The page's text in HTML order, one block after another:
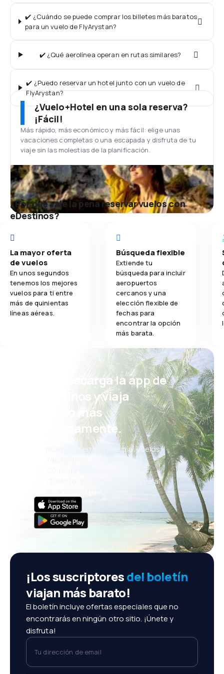
✔️ ¿Cuándo se puede comprar los billetes más baratos
para un vuelo de FlyArystan?
✔️ ¿Qué aerolínea operan en rutas similares?
✔️ ¿Puedo reservar un hotel junto con un vuelo de
FlyArystan?
¿Vuelo+Hotel en una sola reserva?
¡Fácil!
Más rápido, más económico y más fácil: elige unas
vacaciones completas o una escapada y disfruta de tu
viaje sin las molestias de la planificación.
¿Por qué vale la pena reservar vuelos con
eDestinos?
La mayor oferta
de vuelos
En unos segundos
tenemos los mejores
vuelos para ti entre
más de quinientas
líneas aéreas.
Búsqueda flexible
Extiende tu
búsqueda para incluir
aeropuertos
cercanos y una
elección flexible de
fechas para
encontrar la opción
más barata.
¡Eh! Descarga la app de
eDestinos y viaja
incluso más
cómodamente.
Nuevas ofertas cada día: vuelos,
vacaciones, escapadas
Cómoda gestión de reservas
¡Todo lo que importa, siempre al
¡Los suscriptoresdel boletín
viajan más barato!
El boletín incluye ofertas especiales que no
encontrarás en ningún otro sitio. ¡Únete y
disfruta!
Tu dirección de email